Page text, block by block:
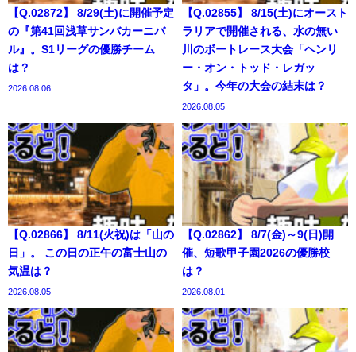
【Q.02872】 8/29(土)に開催予定
の『第41回浅草サンバカーニバ
ル』。S1リーグの優勝チーム
は？
2026.08.06
【Q.02855】 8/15(土)にオースト
ラリアで開催される、水の無い
川のボートレース大会「ヘンリ
ー・オン・トッド・レガッ
タ」。今年の大会の結末は？
2026.08.05
【Q.02866】 8/11(火祝)は「山の
日」。 この日の正午の富士山の
気温は？
2026.08.05
【Q.02862】 8/7(金)～9(日)開
催、短歌甲子園2026の優勝校
は？
2026.08.01